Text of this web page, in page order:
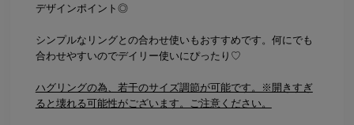
デザインポイント◎
シンプルなリングとの合わせ使いもおすすめです。何にでも
合わせやすいのでデイリー使いにぴったり♡
ハグリングの為、若干のサイズ調節が可能です。※開きすぎ
ると壊れる可能性がございます。ご注意ください。